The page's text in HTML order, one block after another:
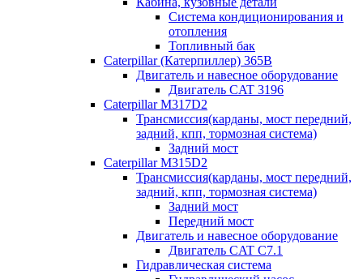
Система кондиционирования и
отопления
Топливный бак
Caterpillar (Катерпиллер) 365B
Двигатель и навесное оборудование
Двигатель CAT 3196
Caterpillar M317D2
Трансмиссия(карданы, мост передний,
задний, кпп, тормозная система)
Задний мост
Caterpillar M315D2
Трансмиссия(карданы, мост передний,
задний, кпп, тормозная система)
Задний мост
Передний мост
Двигатель и навесное оборудование
Двигатель CAT C7.1
Гидравлическая система